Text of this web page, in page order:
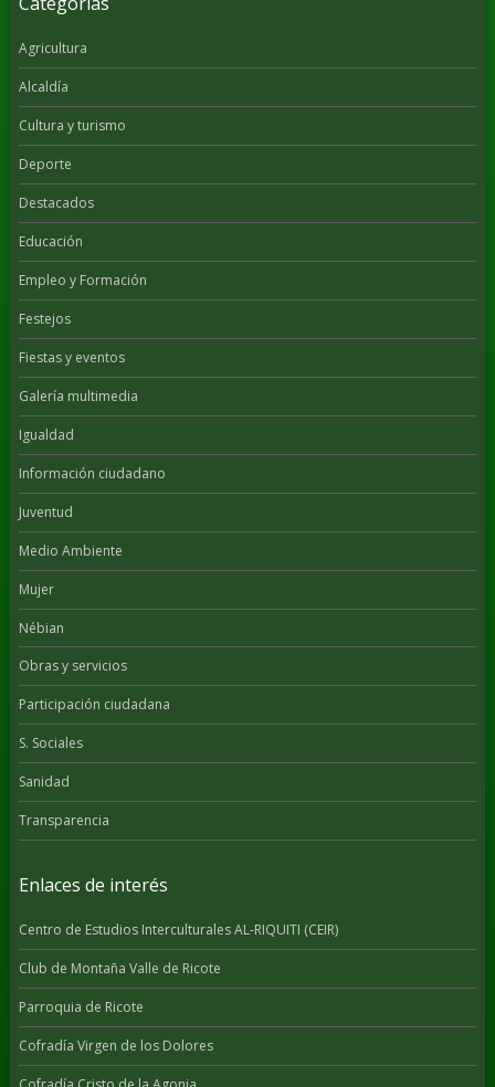
Agricultura
Alcaldía
Cultura y turismo
Deporte
Destacados
Educación
Empleo y Formación
Festejos
Fiestas y eventos
Galería multimedia
Igualdad
Información ciudadano
Juventud
Medio Ambiente
Mujer
Nébian
Obras y servicios
Participación ciudadana
S. Sociales
Sanidad
Transparencia
Enlaces de interés
Centro de Estudios Interculturales AL-RIQUITI (CEIR)
Club de Montaña Valle de Ricote
Parroquia de Ricote
Cofradía Virgen de los Dolores